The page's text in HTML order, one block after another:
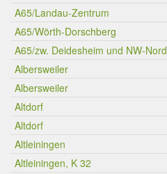
A65/Landau-Zentrum
A65/Wörth-Dorschberg
A65/zw. Deidesheim und NW-Nord
Albersweiler
Albersweiler
Altdorf
Altdorf
Altleiningen
Altleiningen, K 32